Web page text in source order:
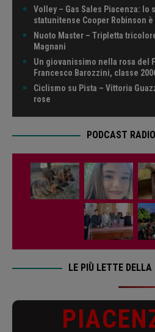
Volley – Gas Sales Piacenza: lo
statunitense Cooper Robinson
Nuoto Master – Tripletta
Magnani
Un giovanissimo nella rosa del
Francesco Barozzini, classe
Ciclismo su Pista – Vittoria
rose
PODCAST
LE PIÙ LETTE